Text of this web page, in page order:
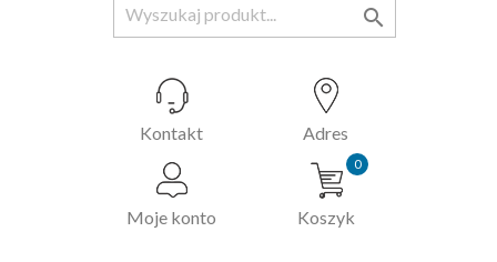

Kontakt Adres
Moje konto
0
Koszyk